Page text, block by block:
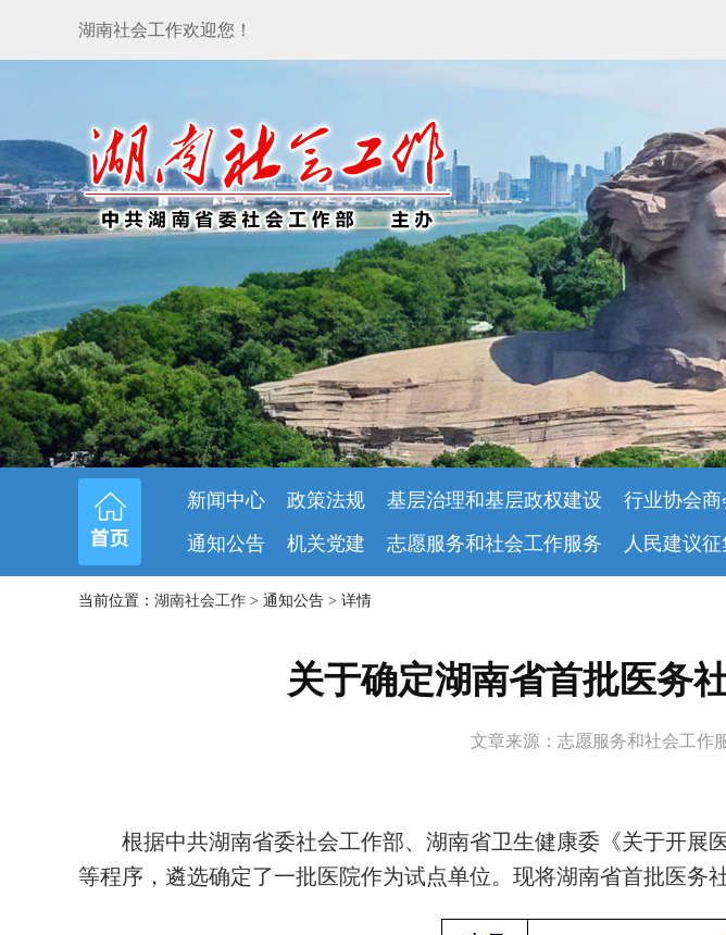
湖南社会工作欢迎您！
新闻中心 政策法规 基层治理和基层政权建设 行业协会
通知公告
机关党建 志愿服务和社会工作服务 人民建议
当前位置： 湖南社会工作 > 通知公告 > 详情
关于确定湖南省首批医务
文章来源：志愿服务和社会工作
根据中共湖南省委社会工作部、湖南省卫生健康委《关于开
等程序，遴选确定了一批医院作为试点单位。现将湖南省首批医务